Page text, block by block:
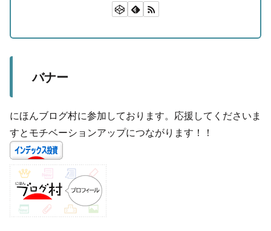
バナー
にほんブログ村に参加しております。応援してくださいま
すとモチベーションアップにつながります！！